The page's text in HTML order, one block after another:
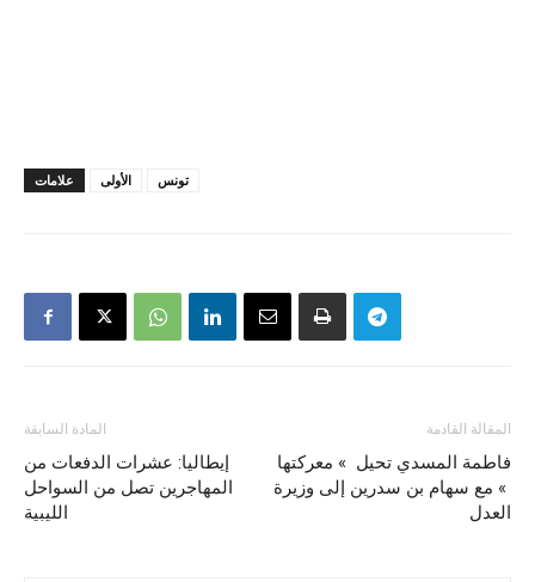
علامات الأولى تونس
المادة السابقة
إيطاليا: عشرات الدفعات من
المهاجرين تصل من السواحل
الليبية
المقالة القادمة
فاطمة المسدي تحيل » معركتها
» مع سهام بن سدرين إلى وزيرة
العدل